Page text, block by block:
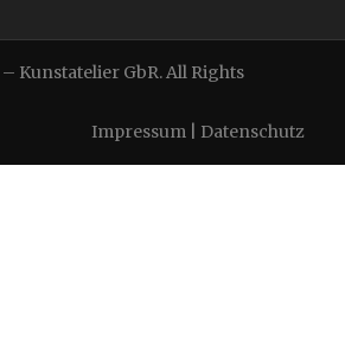
Kunstatelier GbR. All Rights
Impressum
Datenschutz